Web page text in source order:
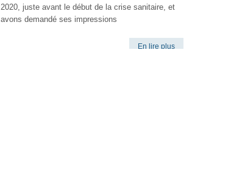
2020, juste avant le début de la crise sanitaire, et
avons demandé ses impressions
En lire plus